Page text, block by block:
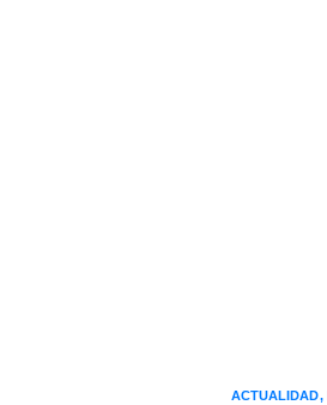
ACTUALIDAD